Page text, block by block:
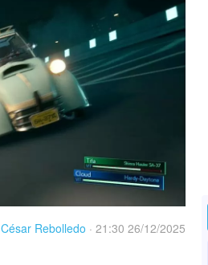
César Rebolledo · 21:30 26/12/2025